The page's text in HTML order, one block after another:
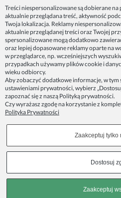
Dane firmy:
Spoko Motyw,
ul. Skowronia
NIP
telefon:
e-mail:
92 1140 2004
Punkt odbioru
Pracownia
budynku), 30-
Dołącz do nas
Copyrights ©
Treści niespersonalizowane są dobierane
aktualnie przeglądana treść, aktywność
Twoja lokalizacja. Reklamy
aktualnie przeglądanej treści oraz Twojej
spersonalizowane mogą dodatkowo
oraz lepiej dopasowane reklamy oparte na
w przeglądarce, np. wcześniejszych
przypadkach używamy plików cookie i
wieku odbiorcy.
Aby zobaczyć dodatkowe informacje, w tym
ustawieniami prywatności, wybierz
zapoznać się z naszą Polityką prywatności.
Czy wyrażasz zgodę na korzystanie z
Polityka Prywatności
Zaakceptuj tylko
Dostosuj
Zaakceptuj